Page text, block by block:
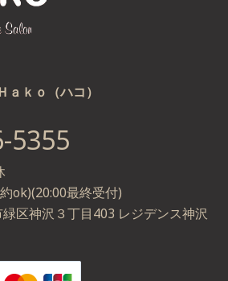
ｋｏ（ハコ）
5355
ok)(20:00最終受付)
区神沢３丁目403 レジデンス神沢